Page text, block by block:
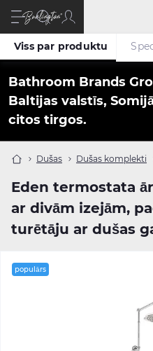
Bathroom Brands
Baltijas valstīs,
citos tirgos.
Dušas Dušas komplekti
Eden termostata
ar divām izejām,
turētāju ar dušas
Viss par produktu
populārs